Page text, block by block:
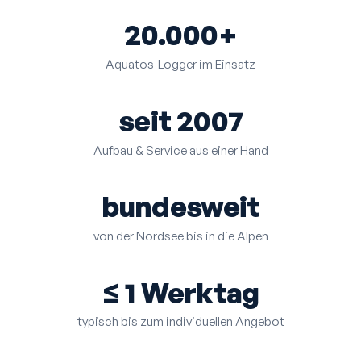
20.000+
Aquatos-Logger im Einsatz
seit 2007
Aufbau & Service aus einer Hand
bundesweit
von der Nordsee bis in die Alpen
≤ 1 Werktag
typisch bis zum individuellen Angebot